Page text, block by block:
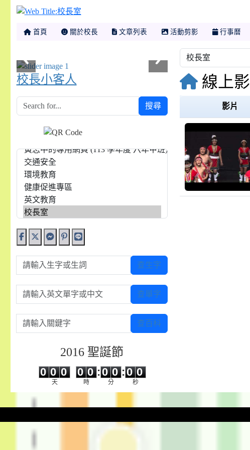
校長室
首頁 關於校長 文章列表 活動剪影 行事曆
校長小客人
搜尋
請輸入生字或生詞 查生字
請輸入英文單字或中文 查單字
請輸入關鍵字 查百科
2016 聖誕節
0 0
0
0
天
0
0
0
0
時
:
0
0
0
0
分
:0 0
秒
線上
影片